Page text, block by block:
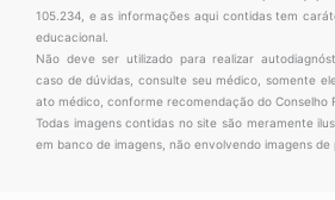
105.234, e as informações aqui contidas tem
educacional.
Não deve ser utilizado para realizar
caso de dúvidas, consulte seu médico, somente
ato médico, conforme recomendação do Conselho
Todas imagens contidas no site são meramente
em banco de imagens, não envolvendo imagens de